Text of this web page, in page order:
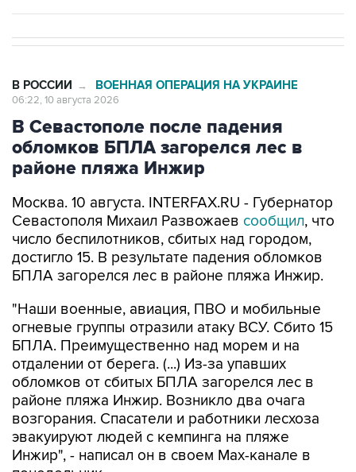
В РОССИИ → ВОЕННАЯ ОПЕРАЦИЯ НА УКРАИНЕ
06:22, 10 августа 2026
В Севастополе после падения
обломков БПЛА загорелся лес в
районе пляжа Инжир
Москва. 10 августа. INTERFAX.RU - Губернатор
Севастополя Михаил Развожаев сообщил, что
число беспилотников, сбитых над городом,
достигло 15. В результате падения обломков
БПЛА загорелся лес в районе пляжа Инжир.
"Наши военные, авиация, ПВО и мобильные
огневые группы отразили атаку ВСУ. Сбито 15
БПЛА. Преимущественно над морем и на
отдалении от берега. (...) Из-за упавших
обломков от сбитых БПЛА загорелся лес в
районе пляжа Инжир. Возникло два очага
возгорания. Спасатели и работники лесхоза
эвакуируют людей с кемпинга на пляже
Инжир", - написал он в своем Мах-канале в